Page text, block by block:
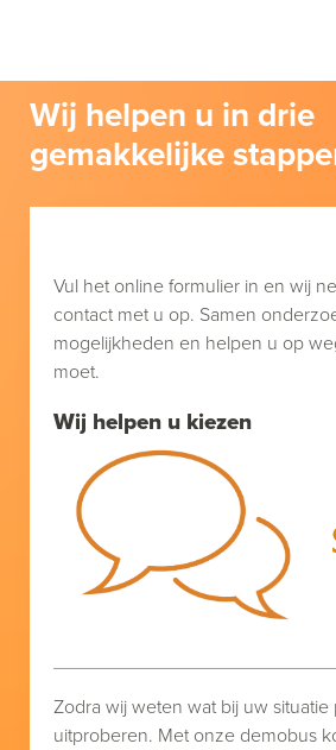
Wij helpen u in drie
gemakkelijke
Wij helpen u kiezen
Vul het online formulier in en wij
contact met u op. Samen
mogelijkheden en helpen u op
moet.
Zodra wij weten wat bij uw
uitproberen. Met onze demobus